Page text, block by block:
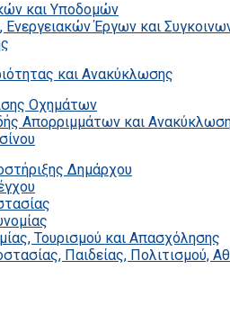
και Υποδομών
Έργων και
και Ανακύκλωσης
Οχημάτων
Απορριμμάτων και
Δημάρχου
Τουρισμού και Απασχόλησης
Παιδείας, Πολιτισμού,